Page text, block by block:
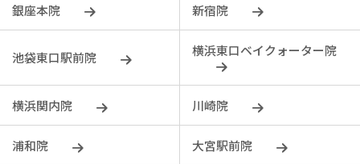
銀座本院 新宿院
池袋東口駅前院 横浜東口ベイクォーター院
横浜関内院 川崎院
浦和院 大宮駅前院